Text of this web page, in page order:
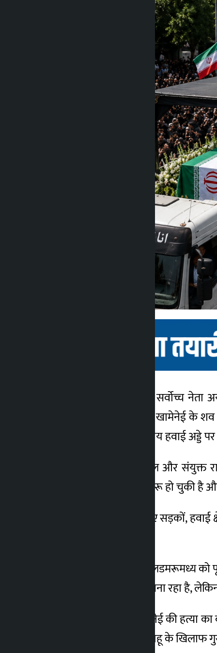
काठमांडू। तेहरान: ईरान के सर्वोच्च
सरकारी मीडिया के अनुसार, खामेनेई के
सड़क पर मेहराबाद अंतरराष्ट्रीय हवाई अड्डे
वह 28 फरवरी को इजरायल और संयुक्त
अनुसार, एक रैली पहले ही शुरू हो चुकी है
शोक की अवधि को देखते हुए सड़कों, हवाई
इस बीच, अमेरिका होर्मुज जलडमरूमध्य
समाप्त करने के लिए दबाव बना रहा है,
अंतिम संस्कार के बीच खामेनेई की हत्या
के प्रधानमंत्री बेंजामिन नेतन्याहू के